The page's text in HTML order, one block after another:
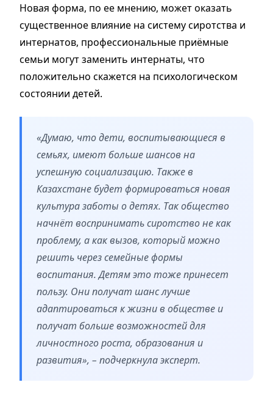
Новая форма, по ее мнению, может оказать
существенное влияние на систему сиротства и
интернатов, профессиональные приёмные
семьи могут заменить интернаты, что
положительно скажется на психологическом
состоянии детей.
«Думаю, что дети, воспитывающиеся в
семьях, имеют больше шансов на
успешную социализацию. Также в
Казахстане будет формироваться новая
культура заботы о детях. Так общество
начнёт воспринимать сиротство не как
проблему, а как вызов, который можно
решить через семейные формы
воспитания. Детям это тоже принесет
пользу. Они получат шанс лучше
адаптироваться к жизни в обществе и
получат больше возможностей для
личностного роста, образования и
развития», – подчеркнула эксперт.